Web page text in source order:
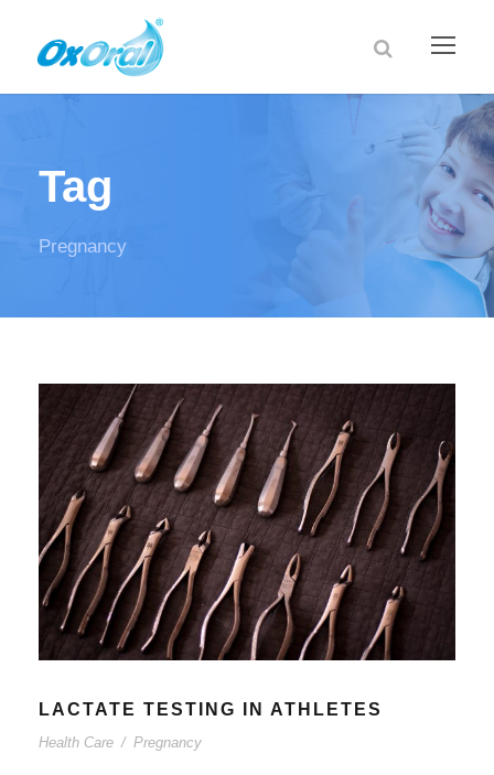
Tag
Pregnancy
LACTATE TESTING IN ATHLETES
Health Care / Pregnancy